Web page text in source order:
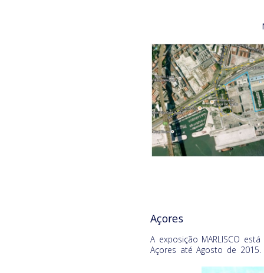
Açores
A exposição MARLISCO
Açores até Agosto de 2015.